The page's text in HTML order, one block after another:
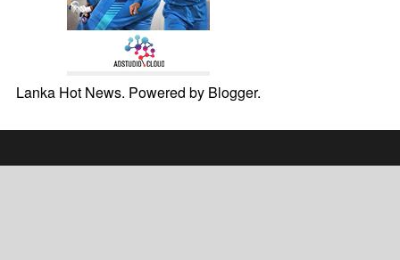
Lanka Hot News. Powered by Blogger.